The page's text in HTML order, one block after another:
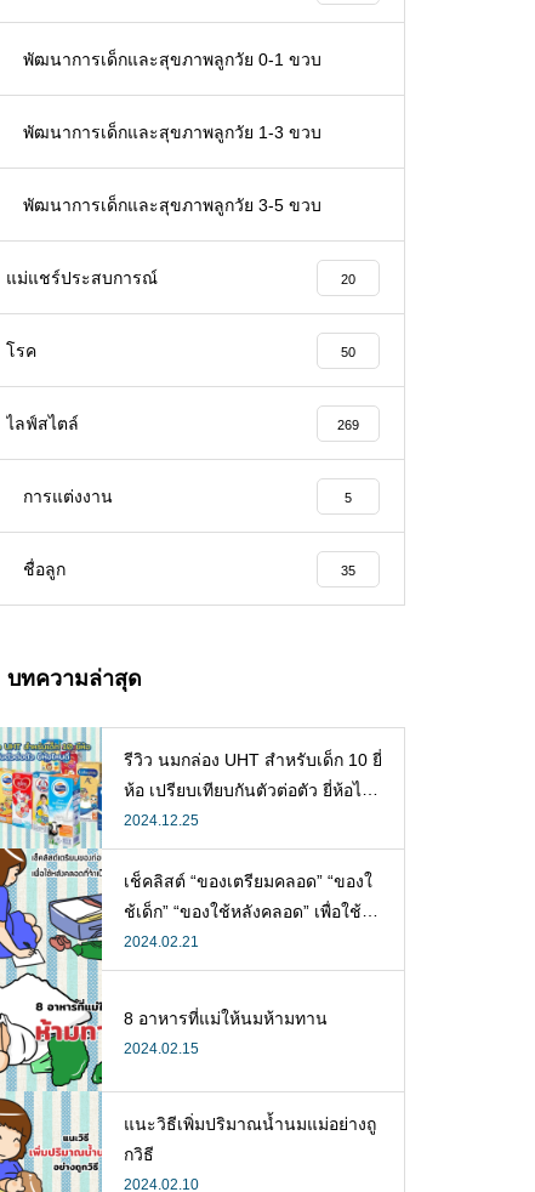
พัฒนาการเด็กและสุขภาพลูกวัย 0-1 ขวบ
พัฒนาการเด็กและสุขภาพลูกวัย 1-3 ขวบ
พัฒนาการเด็กและสุขภาพลูกวัย 3-5 ขวบ
แม่แชร์ประสบการณ์ 20
โรค 50
ไลฟ์สไตล์ 269
การแต่งงาน 5
ชื่อลูก 35
บทความล่าสุด
รีวิว นมกล่อง UHT สำหรับเด็ก 10 ยี่
ห้อ เปรียบเทียบกันตัวต่อตัว ยี่ห้อไห
นดี พร้อมแนะวิธีการเลือกนมกล่องใ
ห้ลูก
2024.12.25
เช็คลิสต์ “ของเตรียมคลอด” “ของใ
ช้เด็ก” “ของใช้หลังคลอด” เพื่อใช้ห
ลังคลอดที่จำเป็น
2024.02.21
8 อาหารที่แม่ให้นมห้ามทาน
2024.02.15
แนะวิธีเพิ่มปริมาณน้ำนมแม่อย่างถู
กวิธี
2024.02.10